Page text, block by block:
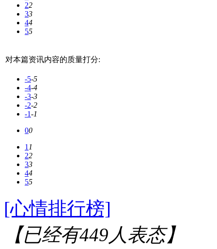
22
33
44
55
对本篇资讯内容的质量打分:
-5-5
-4-4
-3-3
-2-2
-1-1
00
1 1
22
33
44
55
[心情排行榜]
【已经有449人表态】